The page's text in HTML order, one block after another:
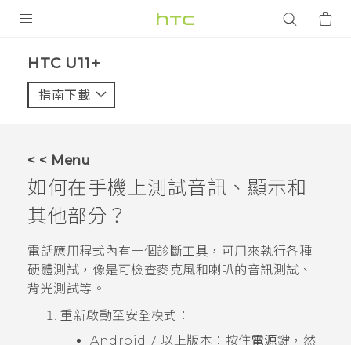
VIVE
VIVERSE
應用程式
支援服務
HTC U11+‎
指南下載
< < Menu
如何在手機上測試音訊、顯示和
其他部分？
電話應用程式內有一個診斷工具，可用來執行各種
硬體測試，像是可檢查麥克風和喇叭的音訊測試、
背光測試等。
重新啟動至安全模式 ：
Android 7 以上版本：按住電源鍵，然